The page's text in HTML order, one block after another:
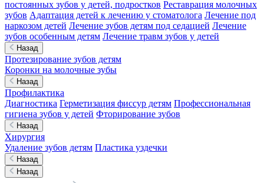
постоянных зубов у детей, подростков Реставрация молочных
зубов Адаптация детей к лечению у стоматолога Лечение под
наркозом детей Лечение зубов детям под седацией Лечение
зубов особенным детям Лечение травм зубов у детей
Назад
Протезирование зубов детям
Коронки на молочные зубы
Назад
Профилактика
Диагностика Герметизация фиссур детям Профессиональная
гигиена зубов у детей Фторирование зубов
Назад
Хирургия
Удаление зубов детям Пластика уздечки
Назад
Назад